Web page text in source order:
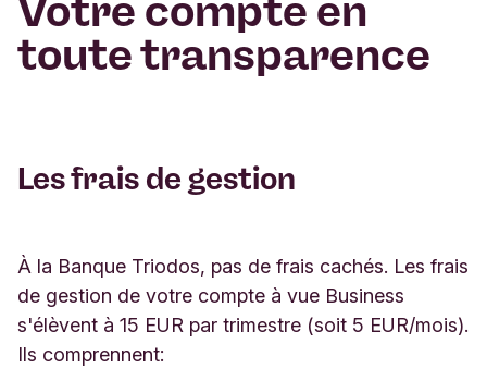
Votre compte en
toute transparence
Les frais de gestion
À la Banque Triodos, pas de frais cachés. Les frais
de gestion de votre compte à vue Business
s'élèvent à 15 EUR par trimestre (soit 5 EUR/mois).
Ils comprennent: